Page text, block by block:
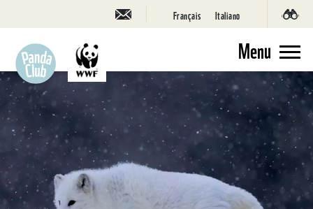
Français Italiano
Menu